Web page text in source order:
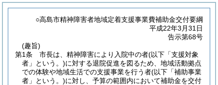
○高島市精神障害者地域定着支援事業費補助金交付要綱
平成22年3月31日
告示第68号
(趣旨)
第1条
市長は、精神障害により入院中の者(以下「支援対象
者」という。)に対する退院促進を図るため、地域活動拠点
での体験や地域生活での支援事業を行う者(以下「補助事業
者」という。)に対し、予算の範囲内において補助金を交付